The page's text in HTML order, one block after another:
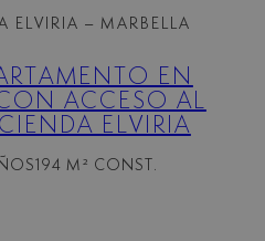
ELVIRIA – MARBELLA
EN
ACCESO AL
ELVIRIA
194 M² CONST.